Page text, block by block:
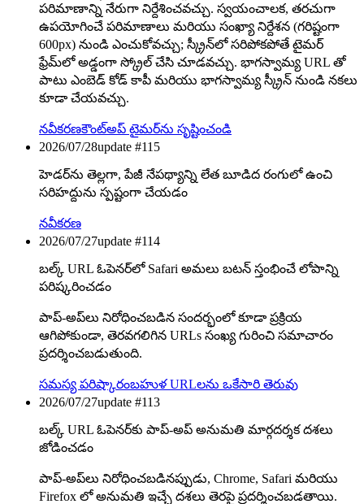
పరిమాణాన్ని నేరుగా నిర్దేశించవచ్చు. స్వయంచాలక, తరచుగా
ఉపయోగించే పరిమాణాలు మరియు సంఖ్యా నిర్దేశన (గరిష్టంగా
600px) నుండి ఎంచుకోవచ్చు; స్క్రీన్‌లో సరిపోకపోతే టైమర్
ఫ్రేమ్‌లో అడ్డంగా స్క్రోల్ చేసి చూడవచ్చు. భాగస్వామ్య URL తో
పాటు ఎంబెడ్ కోడ్ కాపీ మరియు భాగస్వామ్య స్క్రీన్ నుండి నకలు
కూడా చేయవచ్చు.
నవీకరణకౌంట్‌అప్ టైమర్‌ను సృష్టించండి
2026/07/28update #115
హెడర్‌ను తెల్లగా, పేజీ నేపథ్యాన్ని లేత బూడిద రంగులో ఉంచి
సరిహద్దును స్పష్టంగా చేయడం
నవీకరణ
2026/07/27update #114
బల్క్ URL ఓపెనర్‌లో Safari అమలు బటన్ స్తంభించే లోపాన్ని
పరిష్కరించడం
పాప్-అప్‌లు నిరోధించబడిన సందర్భంలో కూడా ప్రక్రియ
ఆగిపోకుండా, తెరవగలిగిన URLs సంఖ్య గురించి సమాచారం
ప్రదర్శించబడుతుంది.
సమస్య పరిష్కారంబహుళ URLలను ఒకేసారి తెరువు
2026/07/27update #113
బల్క్ URL ఓపెనర్‌కు పాప్-అప్ అనుమతి మార్గదర్శక దశలు
జోడించడం
పాప్-అప్‌లు నిరోధించబడినప్పుడు, Chrome, Safari మరియు
Firefox లో అనుమతి ఇచ్చే దశలు తెరపై ప్రదర్శించబడతాయి.